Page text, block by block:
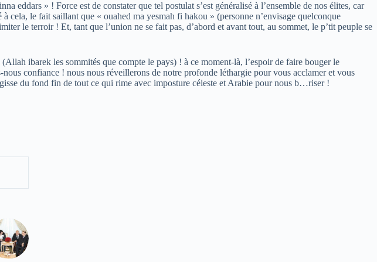
eddars » ! Force est de constater que tel postulat s’est généralisé à l’ensemble de nos élites, car
cela, le fait saillant que « ouahed ma yesmah fi hakou » (personne n’envisage quelconque
le terroir ! Et, tant que l’union ne se fait pas, d’abord et avant tout, au sommet, le p’tit peuple se
ibarek les sommités que compte le pays) ! à ce moment-là, l’espoir de faire bouger le
confiance ! nous nous réveillerons de notre profonde léthargie pour vous acclamer et vous
du fond fin de tout ce qui rime avec imposture céleste et Arabie pour nous b…riser !